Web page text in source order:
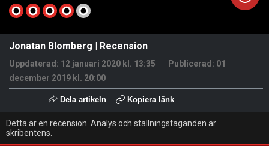
Jonatan Blomberg | Recension
Uppdaterad: 12 januari 2020 kl. 13:35 Publicerad: 01
december 2019 kl. 20:00
Dela artikeln Kopiera länk
Detta är en recension. Analys och ställningstaganden är
skribentens.